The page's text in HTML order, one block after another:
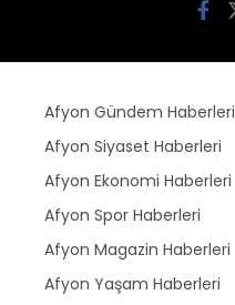
Afyon Gündem Haberleri
Afyon Siyaset Haberleri
Afyon Ekonomi Haberleri
Afyon Spor Haberleri
Afyon Magazin Haberleri
Afyon Yaşam Haberleri